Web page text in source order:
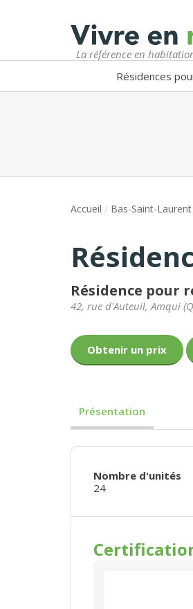
La référence en
Résidences
Accueil / Bas-Saint-Laurent
Résidence pour
42, rue d'Auteuil, Amqui (
Obtenir un prix
Présentation
Nombre d'unités
24